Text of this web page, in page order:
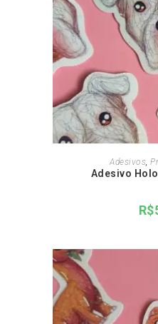
ADICIONAR
Adesivos,
Adesivo
R$